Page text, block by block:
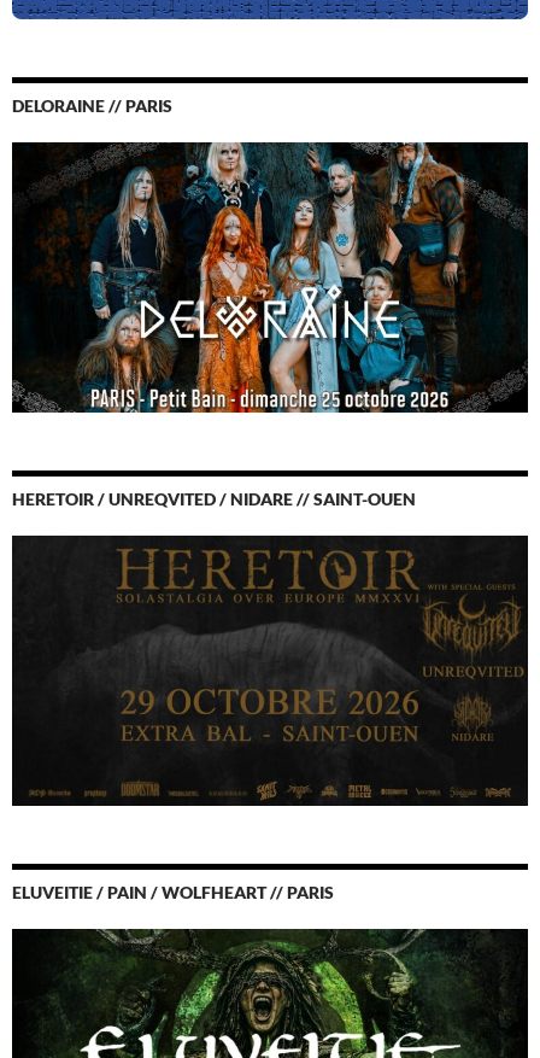
DELORAINE // PARIS
HERETOIR / UNREQVITED / NIDARE // SAINT-OUEN
ELUVEITIE / PAIN / WOLFHEART // PARIS